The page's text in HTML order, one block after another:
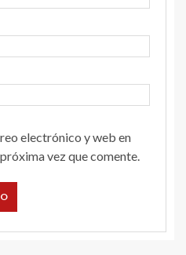
electrónico y web en
vez que comente.